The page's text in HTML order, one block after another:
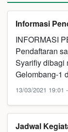
Informasi
INFORMASI
Pendaftaran
Syarifiy dibagi
Gelombang-1
13/03/2021 19:01
Jadwal